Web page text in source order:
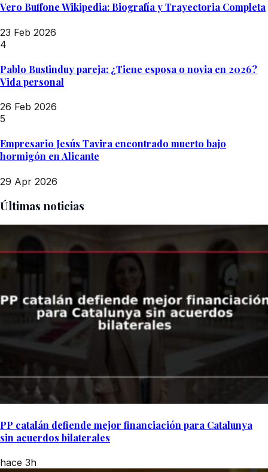
Vero Buffone Wikipedia: Biografía y Trayectoria Completa
23 Feb 2026
4
Pablo Bustinduy pareja: ¿Tiene esposa o novia en 2026?
Vida personal
26 Feb 2026
5
Empresario Jesús Tavira encontrado muerto bajo
hormigón en Alicante
29 Apr 2026
Últimas noticias
PP catalán defiende mejor financiación para Catalunya
sin acuerdos bilaterales
hace 3h